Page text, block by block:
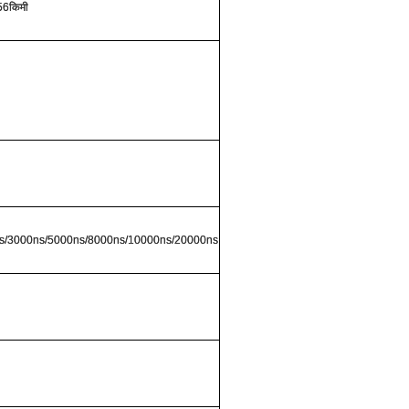
3000ns/5000ns/8000ns/10000ns/20000ns